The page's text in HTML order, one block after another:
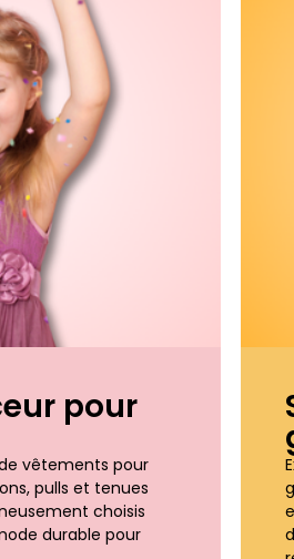
pour
vêtements pour
pulls et tenues
choisis
durable pour